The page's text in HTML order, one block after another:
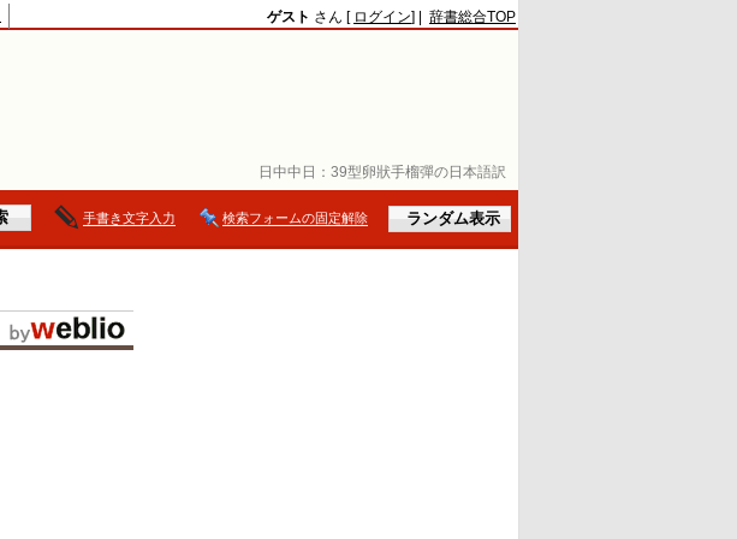
日中中日： 39型卵狀手榴彈の日本語訳
ゲスト さん [ ログイン] | 辞書総合TOP
手書き文字入力 検索フォームの固定解除